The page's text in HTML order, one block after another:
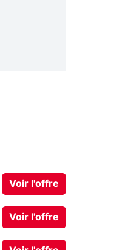
Voir l'offre
Voir l'offre